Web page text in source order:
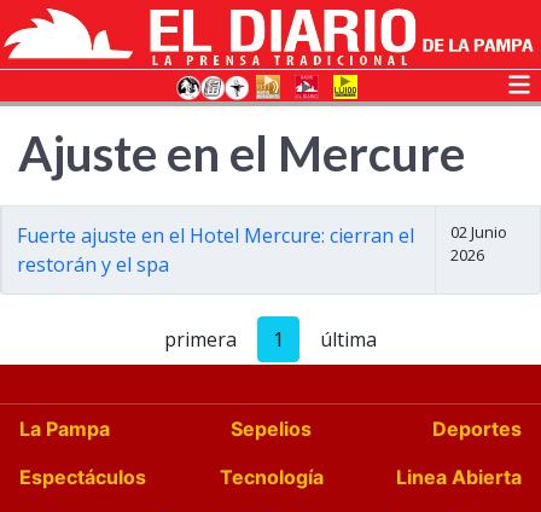
Ajuste en el Mercure
Fuerte ajuste en el Hotel Mercure: cierran el
restorán y el spa
02 Junio
2026
primera 1 última
La Pampa Sepelios
Deportes
Espectáculos
Tecnología
Linea Abierta